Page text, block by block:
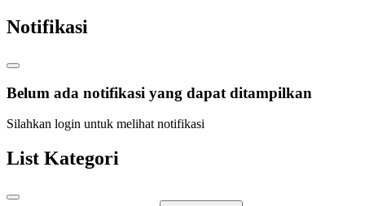
Notifikasi
Belum ada notifikasi yang dapat ditampilkan
Silahkan login untuk melihat notifikasi
List Kategori